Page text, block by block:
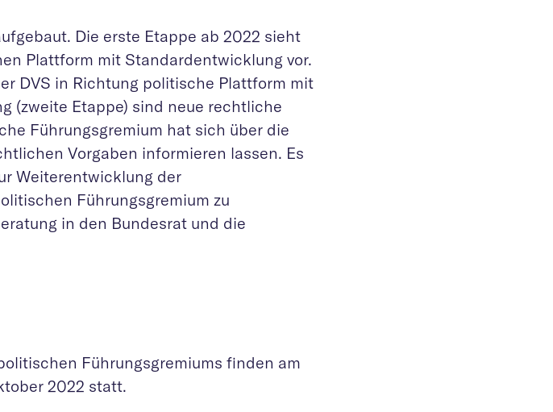
Die erste Etappe ab 2022 sieht
Plattform mit Standardentwicklung vor.
DVS in Richtung politische Plattform mit
(zweite Etappe) sind neue rechtliche
Führungsgremium hat sich über die
Vorgaben informieren lassen. Es
Weiterentwicklung der
Führungsgremium zu
in den Bundesrat und die
Führungsgremiums finden am
2022 statt.